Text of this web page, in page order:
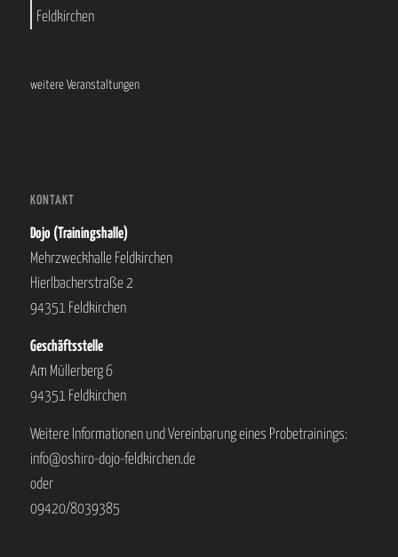
Feldkirchen
weitere Veranstaltungen
KONTAKT
Dojo (Trainingshalle)
Mehrzweckhalle Feldkirchen
Hierlbacherstraße 2
94351 Feldkirchen
Geschäftsstelle
Am Müllerberg 6
94351 Feldkirchen
Weitere Informationen und Vereinbarung eines Probetrainings:
info@oshiro-dojo-feldkirchen.de
oder
09420/8039385